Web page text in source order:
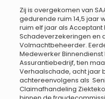
Zij is overgekomen van
gedurende ruim 14,5 jaar
ruim elf jaar als Acceptant
Schadeverzekeringen en
Volmachtbeheerder.
Medewerker
Assurantiebedrijf, tien
Verhaalschade, acht jaar
achtereenvolgens als
Claimafhandeling